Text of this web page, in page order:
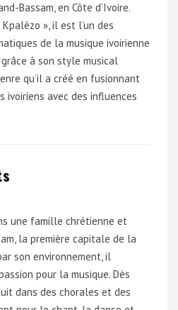
Bassam, en Côte d’Ivoire.
», il est l’un des
de la musique ivoirienne
à son style musical
qu’il a créé en fusionnant
avec des influences
une famille chrétienne et
la première capitale de la
son environnement, il
pour la musique. Dès
dans des chorales et des